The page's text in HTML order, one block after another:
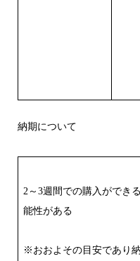
納期について
2～3週間での購入ができ
能性がある
※おおよその目安であり